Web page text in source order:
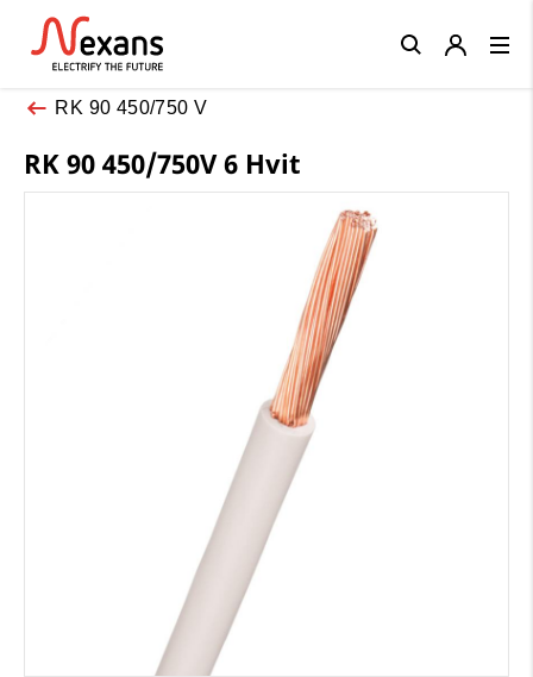
RK 90 450/750 V
RK 90 450/750V 6 Hvit
Close